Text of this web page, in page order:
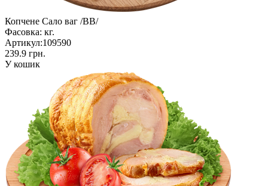
Копчене Сало ваг /ВВ/
Фасовка: кг.
Артикул:109590
239.9 грн.
У кошик